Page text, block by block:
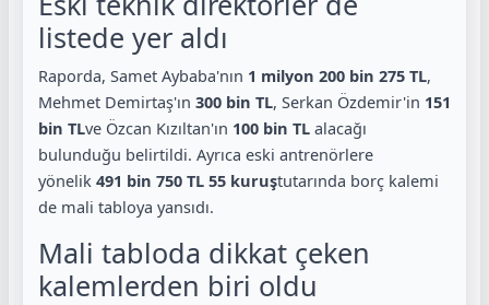
listede yer aldı
Raporda, Samet Aybaba'nın 1 milyon 200 bin 275 TL,
Mehmet Demirtaş'ın 300 bin TL, Serkan Özdemir'in 151
bin TLve Özcan Kızıltan'ın 100 bin TL alacağı
bulunduğu belirtildi. Ayrıca eski antrenörlere
yönelik 491 bin 750 TL 55 kuruştutarında borç kalemi
de mali tabloya yansıdı.
Mali tabloda dikkat çeken
kalemlerden biri oldu